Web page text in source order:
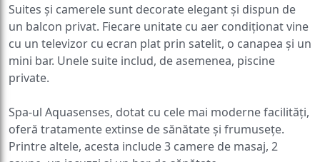
Suites și camerele sunt decorate elegant și dispun de
un balcon privat. Fiecare unitate cu aer condiționat vine
cu un televizor cu ecran plat prin satelit, o canapea și un
mini bar. Unele suite includ, de asemenea, piscine
private.
Spa-ul Aquasenses, dotat cu cele mai moderne facilități,
oferă tratamente extinse de sănătate și frumusețe.
Printre altele, acesta include 3 camere de masaj, 2